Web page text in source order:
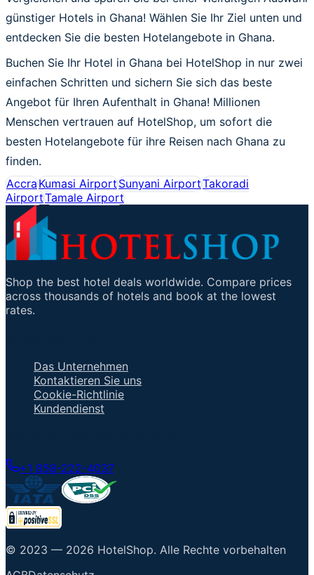
günstiger Hotels in Ghana! Wählen Sie Ihr Ziel unten und
entdecken Sie die besten Hotelangebote in Ghana.
Buchen Sie Ihr Hotel in Ghana bei HotelShop in nur zwei
einfachen Schritten und sichern Sie sich das beste
Angebot für Ihren Aufenthalt in Ghana! Millionen
Menschen vertrauen auf HotelShop, um sofort die
besten Hotelangebote für ihre Reisen nach Ghana zu
finden.
AccraKumasi AirportSunyani AirportTakoradi
AirportTamale Airport
Shop the best hotel deals worldwide. Compare prices
across thousands of hotels and book at the lowest
rates.
Das Unternehmen
Kontaktieren Sie uns
Cookie-Richtlinie
Kundendienst
+1 858-222-4037
© 2023 — 2026 HotelShop. Alle Rechte vorbehalten